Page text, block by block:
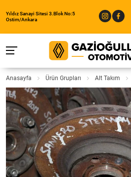
Yıldız Sanayi Sitesi 3.Blok No:5
Ostim/Ankara
Anasayfa Ürün Grupları Alt Takım